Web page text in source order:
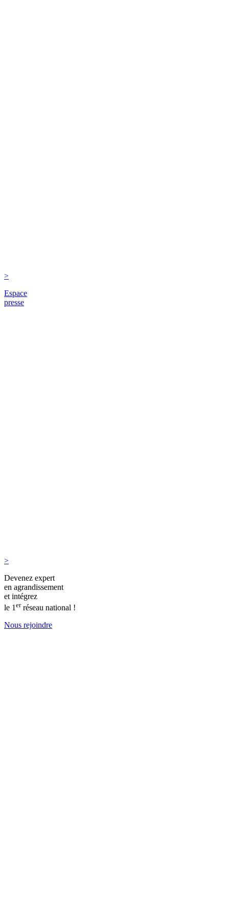
>
Espace
presse
>
Devenez expert
en agrandissement
et intégrez
le 1 erréseau national !
Nous rejoindre